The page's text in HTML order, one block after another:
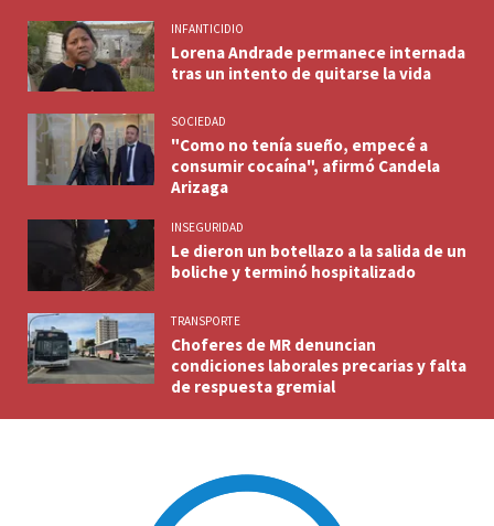
INFANTICIDIO
Lorena Andrade permanece internada
tras un intento de quitarse la vida
SOCIEDAD
"Como no tenía sueño, empecé a
consumir cocaína", afirmó Candela
Arizaga
INSEGURIDAD
Le dieron un botellazo a la salida de un
boliche y terminó hospitalizado
TRANSPORTE
Choferes de MR denuncian
condiciones laborales precarias y falta
de respuesta gremial